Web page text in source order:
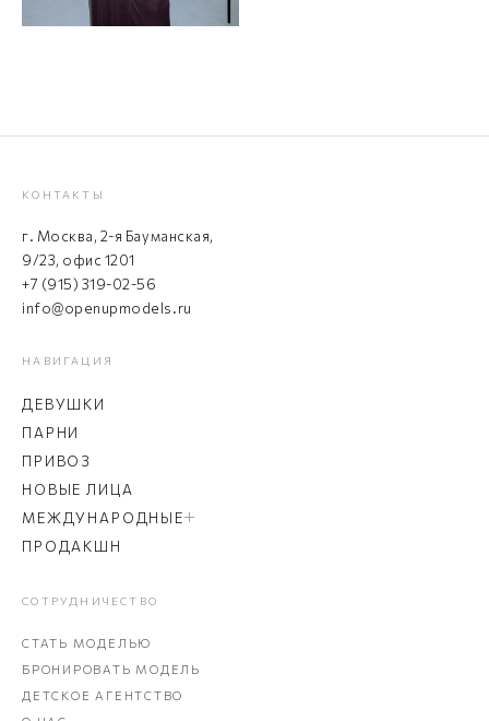
КОНТАКТЫ
г. Москва, 2-я Бауманская,
9/23, офис 1201
+7 (915) 319-02-56
info@openupmodels.ru
НАВИГАЦИЯ
ДЕВУШКИ
ПАРНИ
ПРИВОЗ
НОВЫЕ ЛИЦА
МЕЖДУНАРОДНЫЕ
ПРОДАКШН
СОТРУДНИЧЕСТВО
СТАТЬ МОДЕЛЬЮ
БРОНИРОВАТЬ МОДЕЛЬ
ДЕТСКОЕ АГЕНТСТВО